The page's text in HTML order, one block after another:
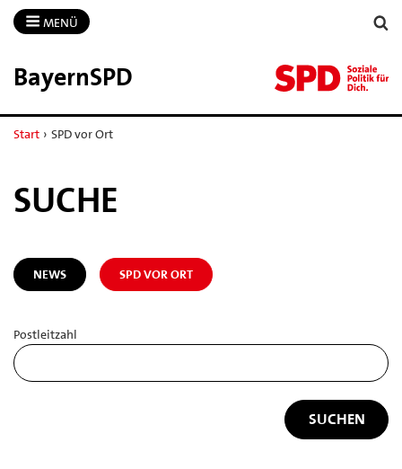
MENÜ
BayernSPD
Start › SPD vor Ort
SUCHE
NEWS SPD VOR ORT
Postleitzahl